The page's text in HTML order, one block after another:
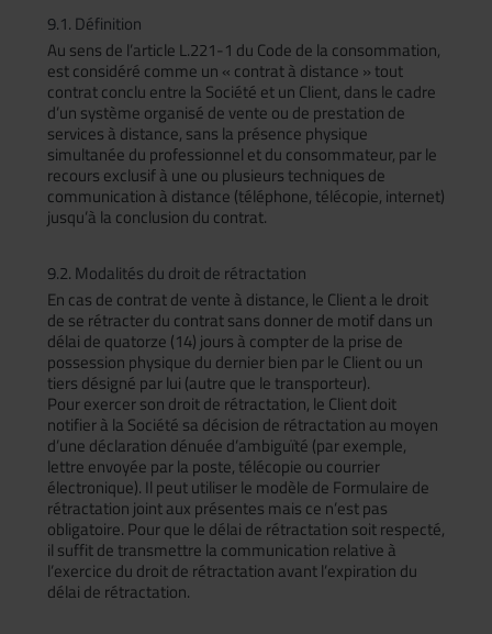
9.1. Définition
Au sens de l’article L.221-1 du Code de la consommation,
est considéré comme un « contrat à distance » tout
contrat conclu entre la Société et un Client, dans le cadre
d’un système organisé de vente ou de prestation de
services à distance, sans la présence physique
simultanée du professionnel et du consommateur, par le
recours exclusif à une ou plusieurs techniques de
communication à distance (téléphone, télécopie, internet)
jusqu’à la conclusion du contrat.
9.2. Modalités du droit de rétractation
En cas de contrat de vente à distance, le Client a le droit
de se rétracter du contrat sans donner de motif dans un
délai de quatorze (14) jours à compter de la prise de
possession physique du dernier bien par le Client ou un
tiers désigné par lui (autre que le transporteur).
Pour exercer son droit de rétractation, le Client doit
notifier à la Société sa décision de rétractation au moyen
d’une déclaration dénuée d’ambiguïté (par exemple,
lettre envoyée par la poste, télécopie ou courrier
électronique). Il peut utiliser le modèle de Formulaire de
rétractation joint aux présentes mais ce n’est pas
obligatoire. Pour que le délai de rétractation soit respecté,
il suffit de transmettre la communication relative à
l’exercice du droit de rétractation avant l’expiration du
délai de rétractation.